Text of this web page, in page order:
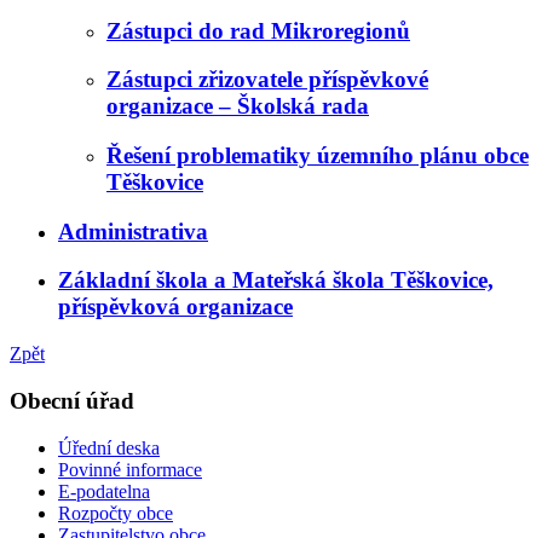
Zástupci do rad Mikroregionů
Zástupci zřizovatele příspěvkové
organizace – Školská rada
Řešení problematiky územního plánu obce
Těškovice
Administrativa
Základní škola a Mateřská škola Těškovice,
příspěvková organizace
Zpět
Obecní úřad
Úřední deska
Povinné informace
E-podatelna
Rozpočty obce